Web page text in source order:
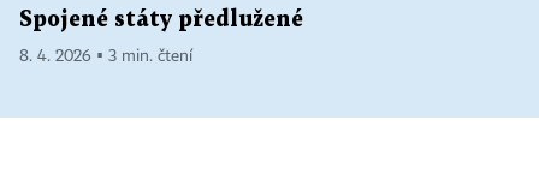
Spojené státy předlužené
8. 4. 2026 ▪ 3 min. čtení